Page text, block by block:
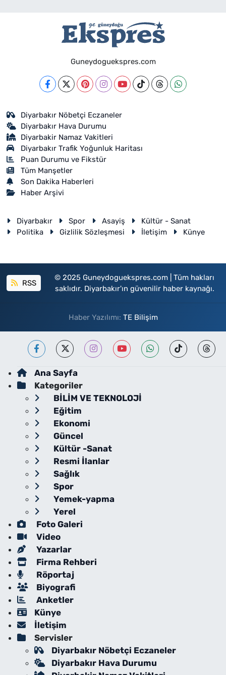
Guneydoguekspres.com
Diyarbakır Nöbetçi Eczaneler
Diyarbakır Hava Durumu
Diyarbakir Namaz Vakitleri
Diyarbakır Trafik Yoğunluk Haritası
Puan Durumu ve Fikstür
Tüm Manşetler
Son Dakika Haberleri
Haber Arşivi
Diyarbakır Spor Asayiş
Kültür - Sanat
Politika
Gizlilik Sözleşmesi İletişim Künye
RSS
© 2025 Guneydoguekspres.com | Tüm hakları
saklıdır. Diyarbakır'ın güvenilir haber kaynağı.
Haber Yazılımı: TE Bilişim
Ana Sayfa
Kategoriler
BİLİM VE TEKNOLOJİ
Eğitim
Ekonomi
Güncel
Kültür -Sanat
Resmi İlanlar
Sağlık
Spor
Yemek-yapma
Yerel
Foto Galeri
Video
Yazarlar
Firma Rehberi
Röportaj
Biyografi
Anketler
Künye
İletişim
Servisler
Diyarbakır Nöbetçi Eczaneler
Diyarbakır Hava Durumu